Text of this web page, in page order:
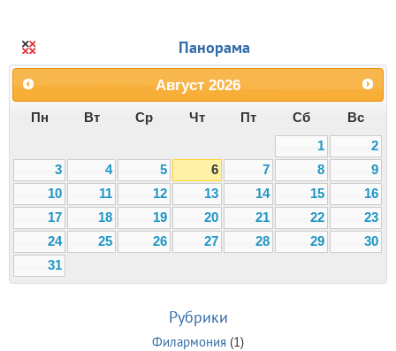
Панорама
Август 2026
Пн Вт Ср Чт Пт Сб
Вс
1
2
3
4 5 6 7 8
9
10
11 12 13 14 15
16
17
18 19 20 21 22
23
24
25 26 27 28 29
30
31
Рубрики
Филармония (1)